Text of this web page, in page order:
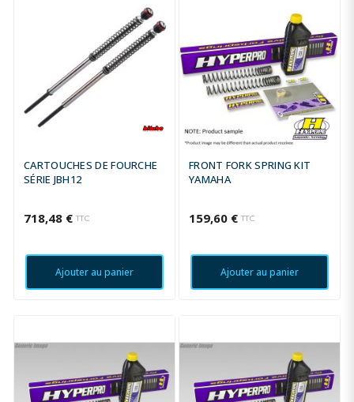
CARTOUCHES DE FOURCHE
SÉRIE JBH12
718,48 € TTC
Ajouter au panier
FRONT FORK SPRING KIT
YAMAHA
159,60 € TTC
Ajouter au panier